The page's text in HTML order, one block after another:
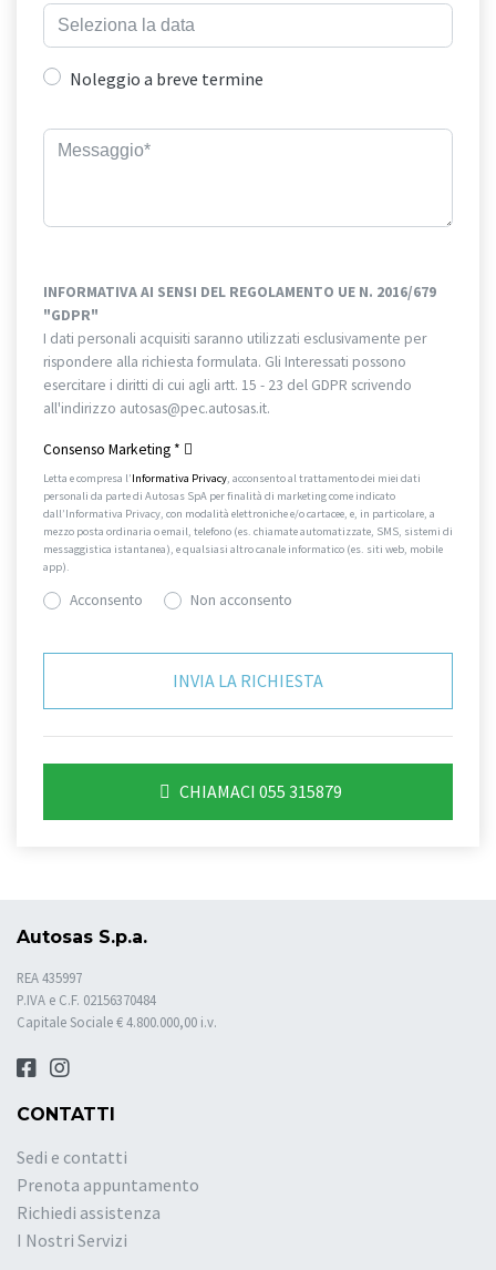
Noleggio a breve termine
INFORMATIVA AI SENSI DEL REGOLAMENTO UE N. 2016/679
"GDPR"
I dati personali acquisiti saranno utilizzati esclusivamente per
rispondere alla richiesta formulata. Gli Interessati possono
esercitare i diritti di cui agli artt. 15 - 23 del GDPR scrivendo
all'indirizzo autosas@pec.autosas.it.
Consenso Marketing *
Letta e compresa l’Informativa Privacy, acconsento al trattamento dei miei dati
personali da parte di Autosas SpA per finalità di marketing come indicato
dall’Informativa Privacy, con modalità elettroniche e/o cartacee, e, in particolare, a
mezzo posta ordinaria o email, telefono (es. chiamate automatizzate, SMS, sistemi di
messaggistica istantanea), e qualsiasi altro canale informatico (es. siti web, mobile
app).
Acconsento Non acconsento
CHIAMACI 055 315879
Autosas S.p.a.
REA 435997
P.IVA e C.F. 02156370484
Capitale Sociale € 4.800.000,00 i.v.
CONTATTI
Sedi e contatti
Prenota appuntamento
Richiedi assistenza
I Nostri Servizi